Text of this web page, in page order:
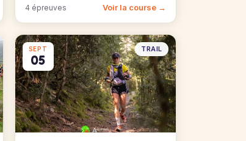
4 épreuves Voir la course →
SEPT
05
TRAIL